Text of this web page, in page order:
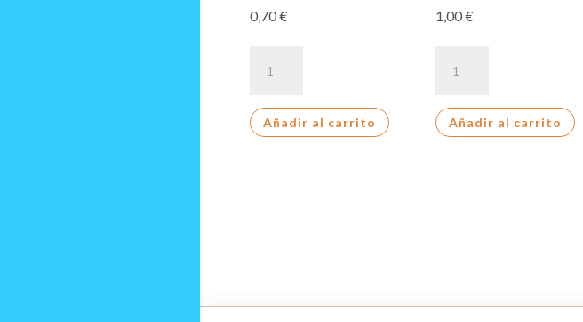
0,70€
CHASKIS
60GR
Añadir al carrito
1,00€
CRAKIS
85GAñadir al carrito